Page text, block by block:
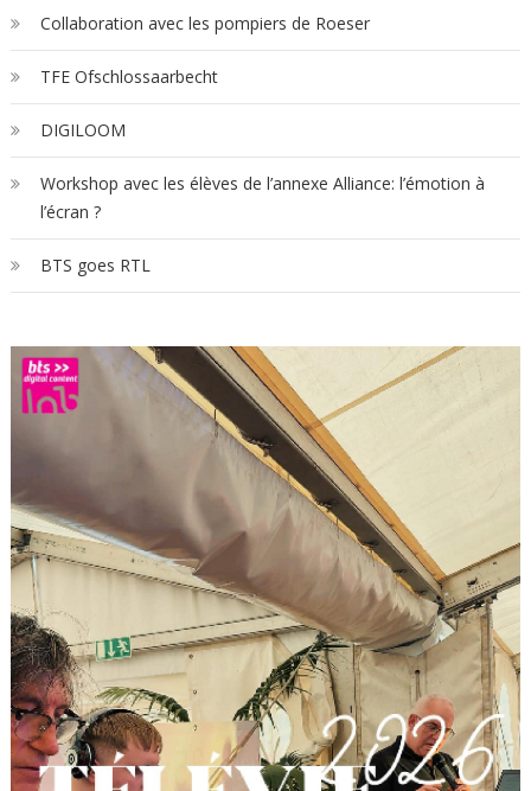
Collaboration avec les pompiers de Roeser
TFE Ofschlossaarbecht
DIGILOOM
Workshop avec les élèves de l’annexe Alliance: l’émotion à
l’écran ?
BTS goes RTL